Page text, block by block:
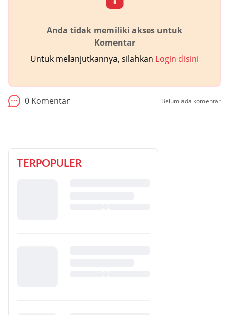
Anda tidak memiliki akses untuk
Komentar
Untuk melanjutkannya, silahkan Login disini
0 Komentar Belum ada komentar
TERPOPULER